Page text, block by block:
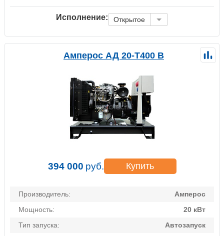
Исполнение: Открытое
Амперос АД 20-Т400 B
394 000 руб. Купить
Производитель:
Амперос
Мощность:
20 кВт
Тип запуска:
Автозапуск